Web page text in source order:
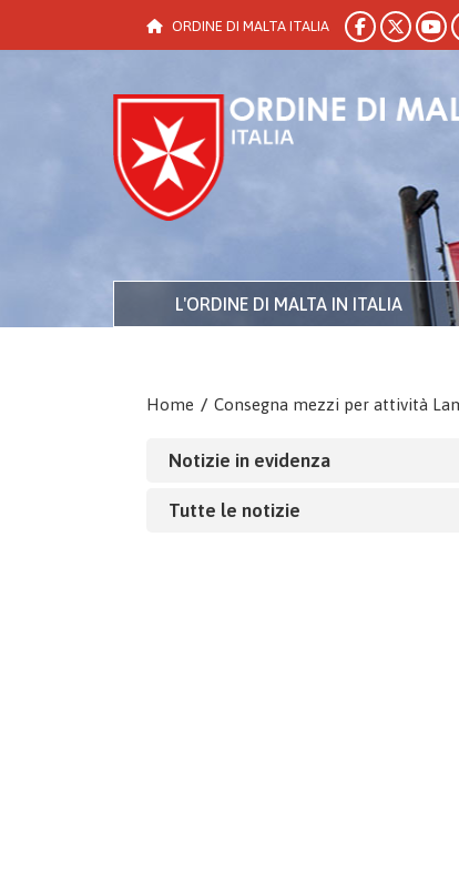
ORDINE DI MALTA ITALIA
L'ORDINE DI MALTA IN ITALIA
Home / Consegna mezzi per attività
Notizie in evidenza
Tutte le notizie